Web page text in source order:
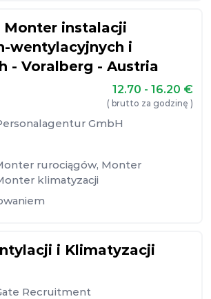
Monter instalacji
wentylacyjnych i
- Voralberg - Austria
12.70 - 16.20 €
( brutto za godzinę )
GmbH
rurociągów, Monter
klimatyzacji
i Klimatyzacji
Recruitment